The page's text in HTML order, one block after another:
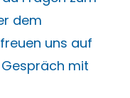
dem
uns auf
mit